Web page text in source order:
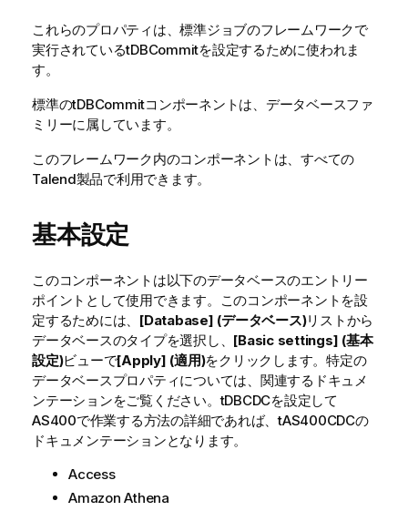
これらのプロパティは、標準ジョブのフレームワークで
実行されているtDBCommitを設定するために使われま
す。
標準のtDBCommitコンポーネントは、 データベースファ
ミリーに属しています。
このフレームワーク内のコンポーネントは、すべての
Talend製品で利用できます。
基本設定
このコンポーネントは以下のデータベースのエントリー
ポイントとして使用できます。このコンポーネントを設
定するためには、 [Database] (データベース)リストから
データベースのタイプを選択し、 [Basic settings] (基本
設定)ビューで[Apply] (適用)をクリックします。特定の
データベースプロパティについては、関連するドキュメ
ンテーションをご覧ください。tDBCDCを設定して
AS400で作業する方法の詳細であれば、tAS400CDCの
ドキュメンテーションとなります。
Access
Amazon Athena